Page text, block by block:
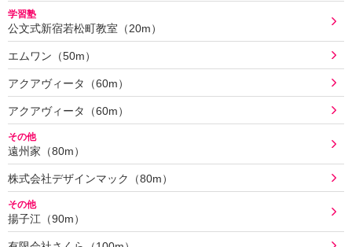
学習塾
公文式新宿若松町教室（20m）
エムワン（50m）
アクアヴィータ（60m）
アクアヴィータ（60m）
その他
遠州家（80m）
株式会社デザインマック（80m）
その他
揚子江（90m）